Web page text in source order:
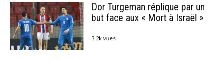
Dor Turgeman réplique par un
but face aux « Mort à Israël »
3.2k vues